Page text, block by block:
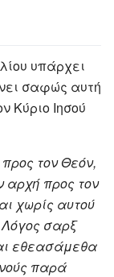
υπάρχει
σαφώς αυτή
Κύριο Ιησού
τον Θεόν,
αρχή προς τον
χωρίς αυτού
Λόγος σαρξ
εθεασάμεθα
παρά